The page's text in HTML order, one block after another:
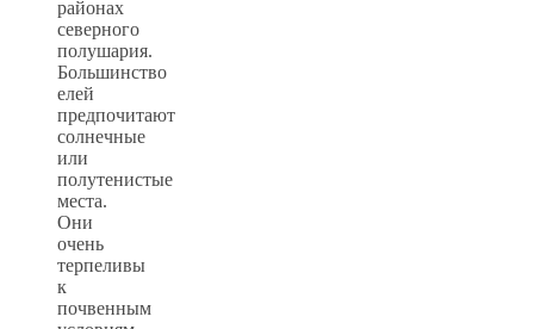
районах
северного
полушария.
Большинство
елей
предпочитают
солнечные
или
полутенистые
места.
Они
очень
терпеливы
к
почвенным